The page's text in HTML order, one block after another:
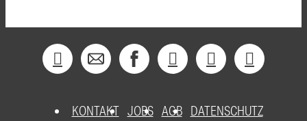
KONTAKT JOBS AGB DATENSCHUTZ